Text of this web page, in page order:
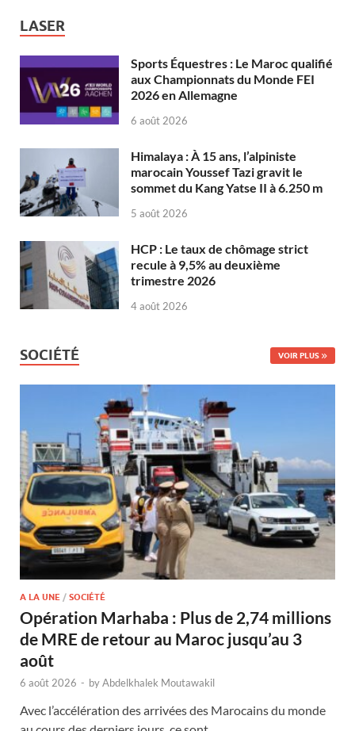
LASER
Sports Équestres : Le Maroc qualifié
aux Championnats du Monde FEI
2026 en Allemagne
6 août 2026
Himalaya : À 15 ans, l’alpiniste
marocain Youssef Tazi gravit le
sommet du Kang Yatse II à 6.250 m
5 août 2026
HCP : Le taux de chômage strict
recule à 9,5% au deuxième
trimestre 2026
4 août 2026
SOCIÉTÉ VOIR PLUS
A LA UNE / SOCIÉTÉ
Opération Marhaba : Plus de 2,74 millions
de MRE de retour au Maroc jusqu’au 3
août
6 août 2026 - byAbdelkhalek Moutawakil
Avec l’accélération des arrivées des Marocains du monde